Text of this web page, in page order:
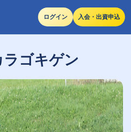
ログイン 入会・出資申込
ラゴキゲン